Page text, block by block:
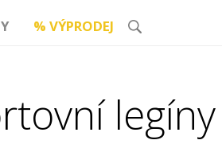
% VÝPRODEJ
legíny